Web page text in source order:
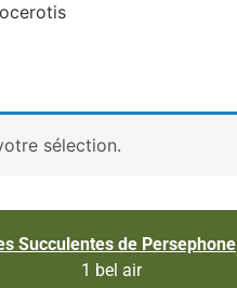
sélection.
Succulentes de Persephone
1 bel air